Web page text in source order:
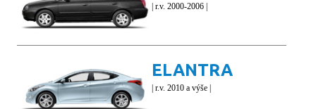
| r.v. 2000-2006 |
ELANTRA
| r.v. 2010 a výše |